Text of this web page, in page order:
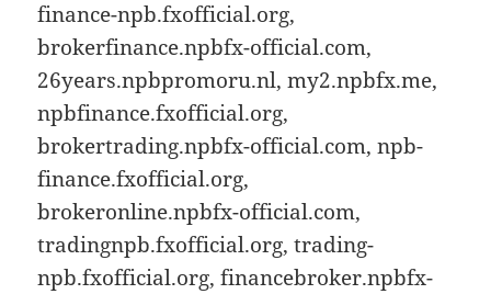
finance-npb.fxofficial.org,
brokerfinance.npbfx-official.com,
26years.npbpromoru.nl, my2.npbfx.me,
npbfinance.fxofficial.org,
brokertrading.npbfx-official.com, npb-
finance.fxofficial.org,
brokeronline.npbfx-official.com,
tradingnpb.fxofficial.org, trading-
npb.fxofficial.org, financebroker.npbfx-